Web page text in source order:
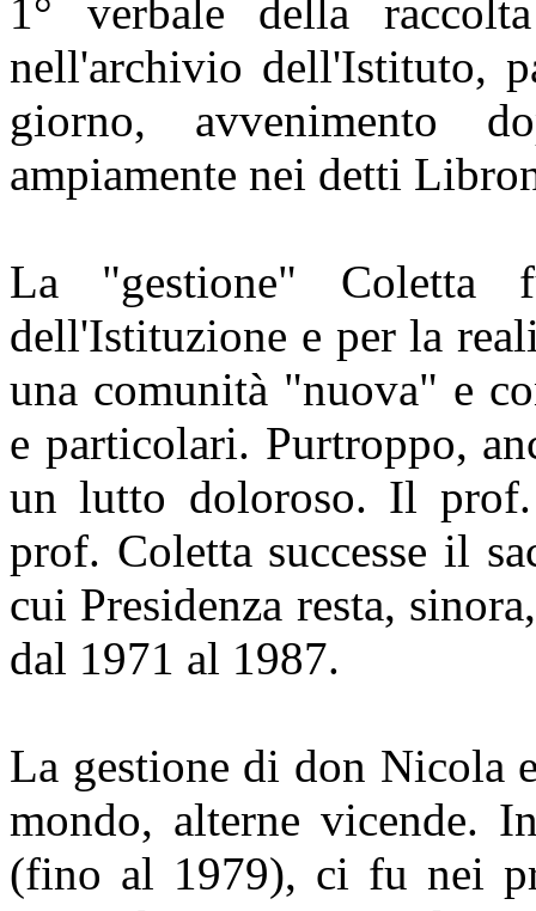
1° verbale della
nell'archivio dell'Istituto,
giorno, avvenimento
ampiamente nei detti
La "gestione" Coletta
dell'Istituzione e per la
una comunità "nuova" e
e particolari. Purtroppo,
un lutto doloroso. Il
prof. Coletta successe il
cui Presidenza resta,
dal 1971 al 1987.
La gestione di don Nicola
mondo, alterne vicende.
(fino al 1979), ci fu nei